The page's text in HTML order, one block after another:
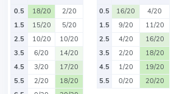
0.5
18/20
2/20
1.5
15/20
5/20
2.5
10/20
10/20
3.5
6/20
14/20
4.5
3/20
17/20
5.5
2/20
18/20
0.5
16/20
4/20
1.5
9/20
11/20
2.5
4/20
16/20
3.5
2/20
18/20
4.5
1/20
19/20
5.5
0/20 20/20